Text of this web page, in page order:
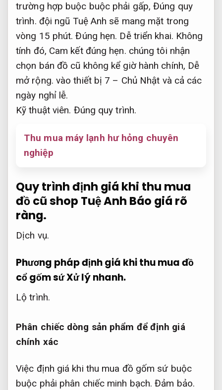
trường hợp buộc buộc phải gấp,Đúng quy
trình. đội ngũ Tuệ Anh sẽ mang mặt trong
vòng 15 phút.Đúng hẹn. Dễ triển khai. Không
tính đó, Cam kết đúng hẹn. chúng tôi nhận
chọn bán đồ cũ không kể giờ hành chính, Dễ
mở rộng. vào thiết bị 7 – Chủ Nhật và cả các
ngày nghỉ lễ.
Kỹ thuật viên. Đúng quy trình.
Thu mua máy lạnh hư hỏng chuyên
nghiệp
Quy trình định giá khi thu mua
đồ cũ shop Tuệ Anh Báo giá rõ
ràng.
Dịch vụ.
Phương pháp định giá khi thu mua đồ
cổ gốm sứXử lý nhanh.
Lộ trình.
Phân chiếc dòng sản phẩm để định giá
chính xác
Việc định giá khi thu mua đồ gốm sứ buộc
buộc phải phân chiếc minh bạch.Đảm bảo.